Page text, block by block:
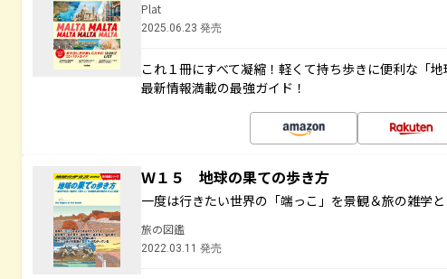
Plat
2025.06.23 発売
これ１冊にすべて凝縮！軽くて持ち歩きに便利な「
最新情報満載の最強ガイド！
Ｗ１５ 地球の果ての歩き方
一度は行きたい世界の「端っこ」を景観＆旅の雑学
旅の図鑑
2022.03.11 発売